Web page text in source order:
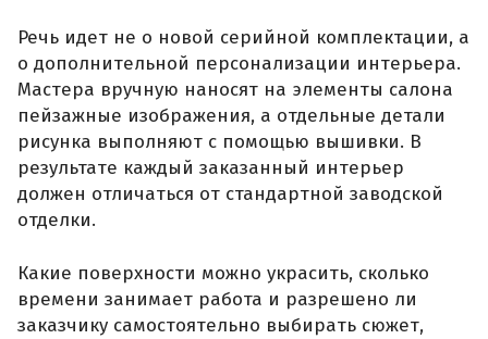
Речь идет не о новой серийной комплектации, а
о дополнительной персонализации интерьера.
Мастера вручную наносят на элементы салона
пейзажные изображения, а отдельные детали
рисунка выполняют с помощью вышивки. В
результате каждый заказанный интерьер
должен отличаться от стандартной заводской
отделки.
Какие поверхности можно украсить, сколько
времени занимает работа и разрешено ли
заказчику самостоятельно выбирать сюжет,